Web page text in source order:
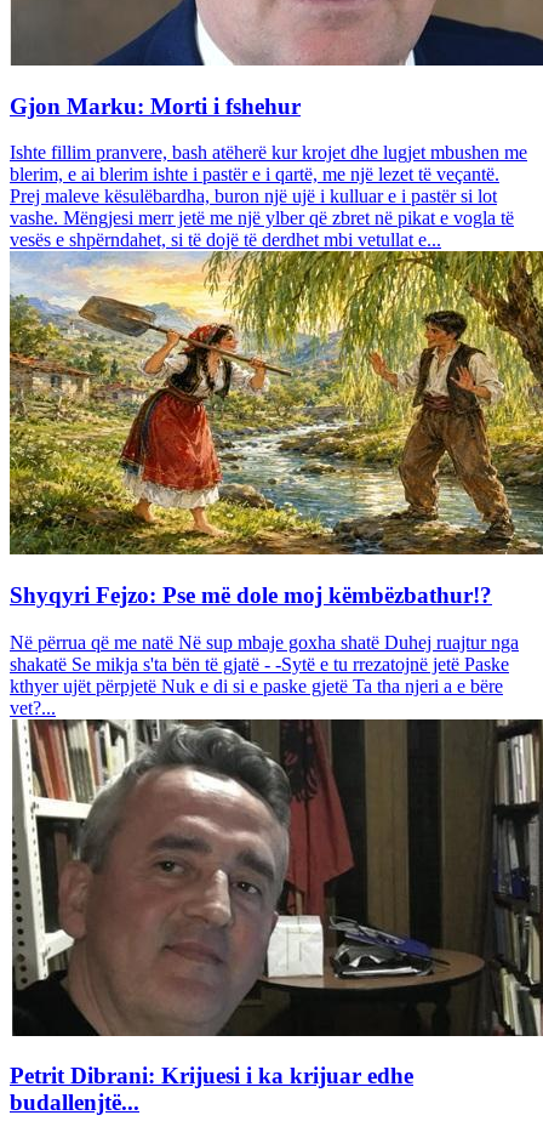
Gjon Marku: Morti i fshehur
Ishte fillim pranvere, bash atëherë kur krojet dhe lugjet mbushen me
blerim, e ai blerim ishte i pastër e i qartë, me një lezet të veçantë.
Prej maleve kësulëbardha, buron një ujë i kulluar e i pastër si lot
vashe. Mëngjesi merr jetë me një ylber që zbret në pikat e vogla të
vesës e shpërndahet, si të dojë të derdhet mbi vetullat e...
Shyqyri Fejzo: Pse më dole moj këmbëzbathur!?
Në përrua që me natë Në sup mbaje goxha shatë Duhej ruajtur nga
shakatë Se mikja s'ta bën të gjatë - -Sytë e tu rrezatojnë jetë Paske
kthyer ujët përpjetë Nuk e di si e paske gjetë Ta tha njeri a e bëre
vet?...
Petrit Dibrani: Krijuesi i ka krijuar edhe
budallenjtë...